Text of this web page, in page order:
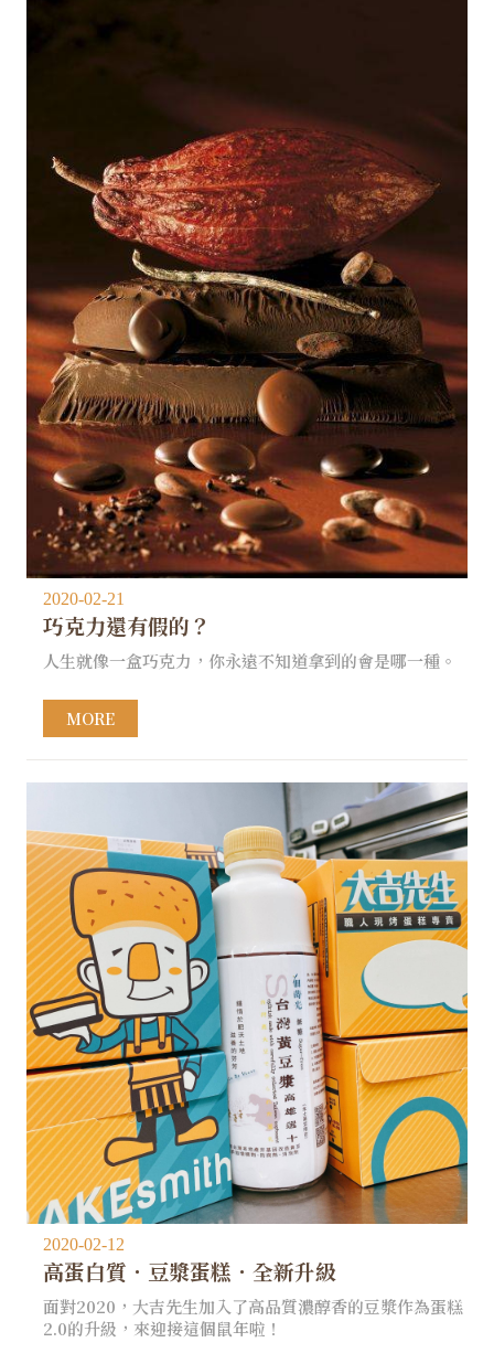
2020-02-21
巧克力還有假的？
人生就像一盒巧克力，你永遠不知道拿到的會是哪一種。
MORE
2020-02-12
高蛋白質．豆漿蛋糕．全新升級
面對2020，大吉先生加入了高品質濃醇香的豆漿作為蛋糕
2.0的升級，來迎接這個鼠年啦！